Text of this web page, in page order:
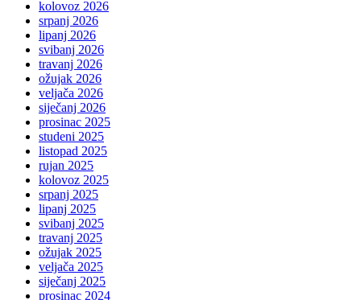
kolovoz 2026
srpanj 2026
lipanj 2026
svibanj 2026
travanj 2026
ožujak 2026
veljača 2026
siječanj 2026
prosinac 2025
studeni 2025
listopad 2025
rujan 2025
kolovoz 2025
srpanj 2025
lipanj 2025
svibanj 2025
travanj 2025
ožujak 2025
veljača 2025
siječanj 2025
prosinac 2024